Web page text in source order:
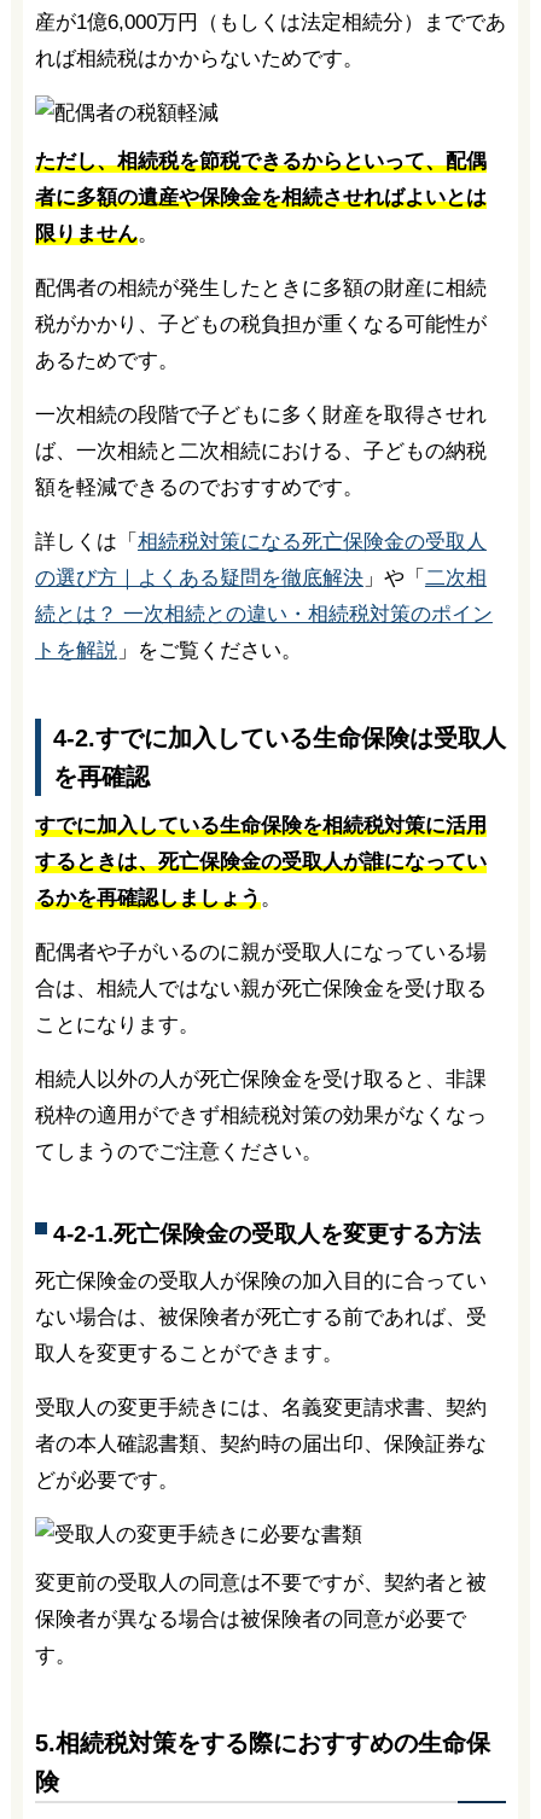
産が1億6,000万円（もしくは法定相続分）までであ
れば相続税はかからないためです。
ただし、相続税を節税できるからといって、配偶
者に多額の遺産や保険金を相続させればよいとは
限りません。
配偶者の相続が発生したときに多額の財産に相続
税がかかり、子どもの税負担が重くなる可能性が
あるためです。
一次相続の段階で子どもに多く財産を取得させれ
ば、一次相続と二次相続における、子どもの納税
額を軽減できるのでおすすめです。
詳しくは「 相続税対策になる死亡保険金の受取人
の選び方｜よくある疑問を徹底解決」や「 二次相
続とは？ 一次相続との違い・相続税対策のポイン
トを解説」をご覧ください。
4-2.すでに加入している生命保険は受取人
を再確認
すでに加入している生命保険を相続税対策に活用
するときは、死亡保険金の受取人が誰になってい
るかを再確認しましょう。
配偶者や子がいるのに親が受取人になっている場
合は、相続人ではない親が死亡保険金を受け取る
ことになります。
相続人以外の人が死亡保険金を受け取ると、非課
税枠の適用ができず相続税対策の効果がなくなっ
てしまうのでご注意ください。
4-2-1.死亡保険金の受取人を変更する方法
死亡保険金の受取人が保険の加入目的に合ってい
ない場合は、被保険者が死亡する前であれば、受
取人を変更することができます。
受取人の変更手続きには、名義変更請求書、契約
者の本人確認書類、契約時の届出印、保険証券な
どが必要です。
変更前の受取人の同意は不要ですが、契約者と被
保険者が異なる場合は被保険者の同意が必要で
す。
5.相続税対策をする際におすすめの生命保
険